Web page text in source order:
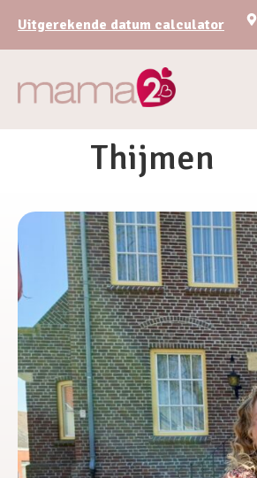
Uitgerekende datum calculator
Thijmen